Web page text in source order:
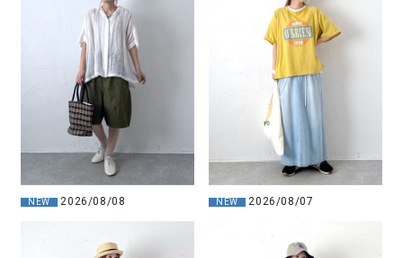
NEW 2026/08/08 NEW 2026/08/07